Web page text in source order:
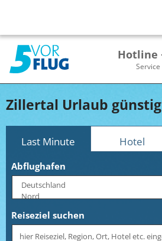
Hotline
Zillertal Urlaub
Last Minute Hotel
Abflughafen
Reiseziel suchen